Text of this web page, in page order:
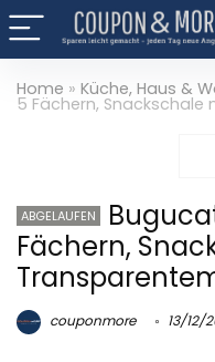
Home » Küche, Haus &
5 Fächern,
ABGELAUFEN
Fächern,
couponmore 13/12/